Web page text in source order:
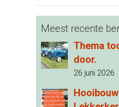
Meest recente
Thema
door.
26 juni 2026